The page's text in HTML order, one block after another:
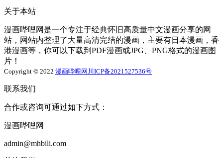
关于本站
漫画哔哩网是一个专注于经典怀旧高质量中文漫画分享的网
站，网站内整理了大量高清完结的漫画，主要有日本漫画，香
港漫画等，你可以下载到PDF漫画或JPG、PNG格式的漫画图
片！
Copyright © 2022 漫画哔哩网 川ICP备2021527536号
联系我们
合作或咨询可通过如下方式：
漫画哔哩网
admin@mhbili.com